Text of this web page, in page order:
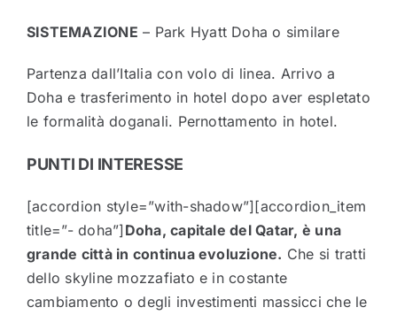
SISTEMAZIONE – Park Hyatt Doha o similare
Partenza dall’Italia con volo di linea. Arrivo a
Doha e trasferimento in hotel dopo aver espletato
le formalità doganali. Pernottamento in hotel.
PUNTI DI INTERESSE
[accordion style=”with-shadow”][accordion_item
title=”- doha”] Doha, capitale del Qatar, è una
grande città in continua evoluzione. Che si tratti
dello skyline mozzafiato e in costante
cambiamento o degli investimenti massicci che le